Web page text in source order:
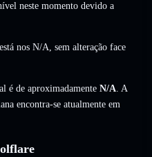
neste momento devido a
nos N/A, sem alteração face
é de aproximadamente N/A. A
encontra-se atualmente em